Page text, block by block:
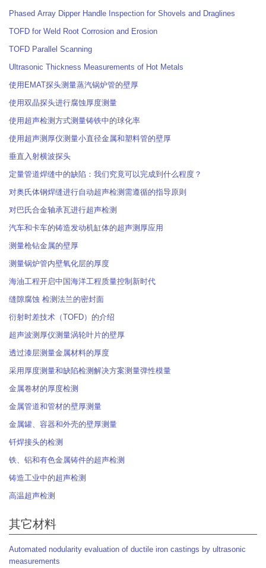
Phased Array Dipper Handle Inspection for Shovels and Draglines
TOFD for Weld Root Corrosion and Erosion
TOFD Parallel Scanning
Ultrasonic Thickness Measurements of Hot Metals
使用EMAT探头测量蒸汽锅炉管的壁厚
使用双晶探头进行腐蚀厚度测量
使用超声检测方式测量铸铁中的球化率
使用超声测厚仪测量小直径金属和塑料管的壁厚
垂直入射横波探头
定量管道焊缝中的缺陷：我们究竟可以完成到什么程度？
对奥氏体钢焊缝进行自动超声检测需遵循的指导原则
对巴氏合金轴承瓦进行超声检测
汽车和卡车的铸造发动机缸体的超声测厚应用
测量枪钻金属的壁厚
测量锅炉管内壁氧化层的厚度
海油工程开启中国海洋工程质量控制新时代
缝隙腐蚀 检测法兰的密封面
衍射时差技术（TOFD）的介绍
超声波测厚仪测量涡轮叶片的壁厚
透过漆层测量金属材料的厚度
采用厚度测量和缺陷检测解决方案测量弹性模量
金属卷材的厚度检测
金属管道和管材的壁厚测量
金属罐、容器和外壳的壁厚测量
钎焊接头的检测
铁、铝和有色金属铸件的超声检测
铸造工业中的超声检测
高温超声检测
其它材料
Automated nodularity evaluation of ductile iron castings by ultrasonic
measurements